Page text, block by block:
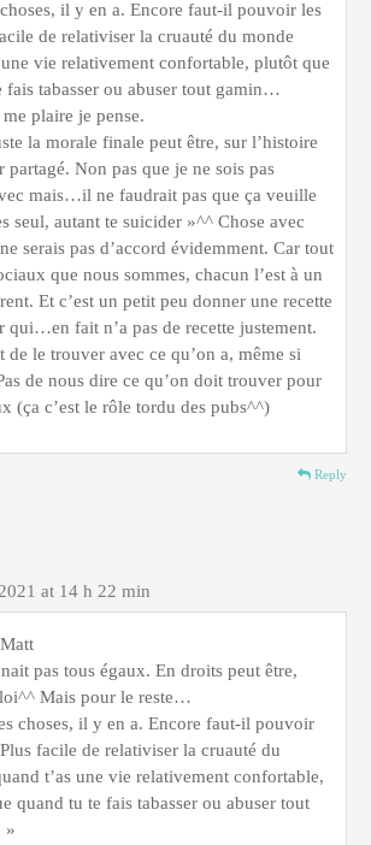
il y en a. Encore faut-il pouvoir les
de relativiser la cruauté du monde
une vie relativement confortable, plutôt que
fais tabasser ou abuser tout gamin…
plaire je pense.
la morale finale peut être, sur l’histoire
partagé. Non pas que je ne sois pas
mais…il ne faudrait pas que ça veuille
seul, autant te suicider »^^ Chose avec
serais pas d’accord évidemment. Car tout
que nous sommes, chacun l’est à un
Et c’est un petit peu donner une recette
qui…en fait n’a pas de recette justement.
de le trouver avec ce qu’on a, même si
de nous dire ce qu’on doit trouver pour
(ça c’est le rôle tordu des pubs^^)
Reply
at 14 h 22 min
pas tous égaux. En droits peut être,
Mais pour le reste…
choses, il y en a. Encore faut-il pouvoir
facile de relativiser la cruauté du
t’as une vie relativement confortable,
quand tu te fais tabasser ou abuser tout
»